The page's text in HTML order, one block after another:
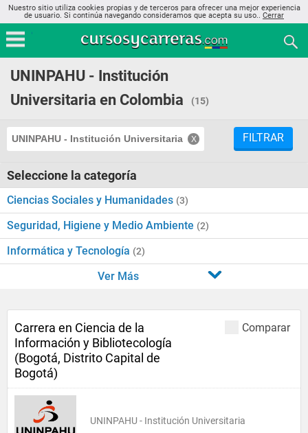
Nuestro sitio utiliza cookies propias y de terceros para ofrecer una mejor experiencia
de usuario. Si continúa navegando consideramos que acepta su uso.. Cerrar
UNINPAHU - Institución
Universitaria en Colombia
(15)
UNINPAHU - Institución Universitaria FILTRAR
Seleccione la categoría
Ciencias Sociales y Humanidades (3)
Seguridad, Higiene y Medio Ambiente (2)
Informática y Tecnología (2)
Ver Más
Comparar
Carrera en Ciencia de la
Información y Bibliotecología
(Bogotá, Distrito Capital de
Bogotá)
UNINPAHU - Institución Universitaria